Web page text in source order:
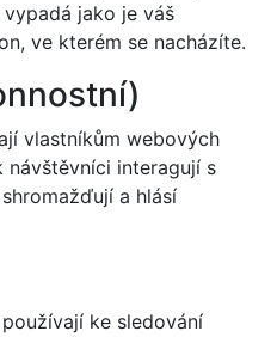
jako je váš
ve kterém se nacházíte.
vlastníkům webových
návštěvníci interagují s
a hlásí
ke sledování